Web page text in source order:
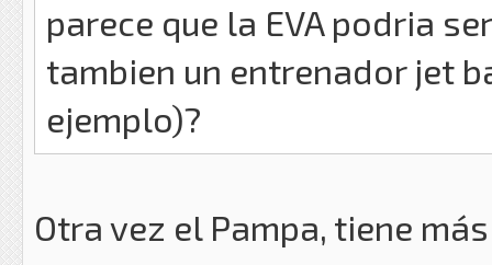
parece que la EVA podria
tambien un entrenador jet
ejemplo)?
Otra vez el Pampa, tiene